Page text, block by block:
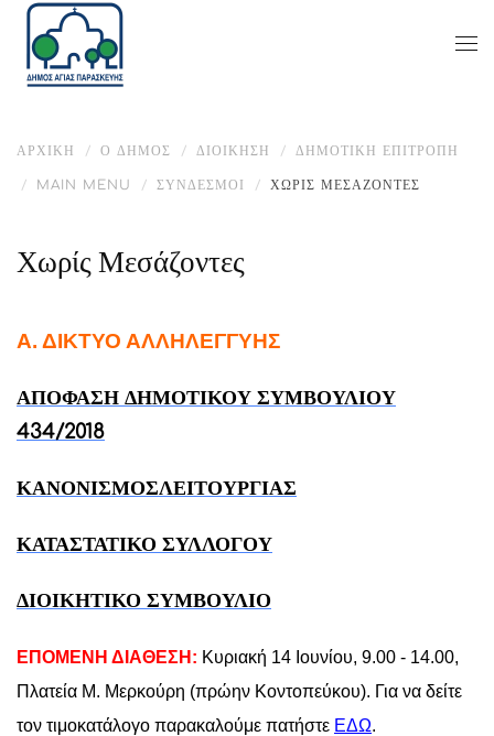
ΑΡΧΙΚΉ Ο ΔΉΜΟΣ ΔΙΟΙΚΗΣΗ ΔΗΜΟΤΙΚΉ ΕΠΙΤΡΟΠΉ
MAIN MENU ΣΎΝΔΕΣΜΟΙ ΧΩΡΊΣ ΜΕΣΆΖΟΝΤΕΣ
Χωρίς Μεσάζοντες
Α. ΔΙΚΤΥΟ ΑΛΛΗΛΕΓΓΥΗΣ
ΑΠΟΦΑΣΗ ΔΗΜΟΤΙΚΟΥ ΣΥΜΒΟΥΛΙΟΥ
434/2018
ΚΑΝΟΝΙΣΜΟΣΛΕΙΤΟΥΡΓΙΑΣ
ΚΑΤΑΣΤΑΤΙΚΟ ΣΥΛΛΟΓΟΥ
ΔΙΟΙΚΗΤΙΚΟ ΣΥΜΒΟΥΛΙΟ
ΕΠΟΜΕΝΗ ΔΙΑΘΕΣΗ: Κυριακή 14 Ιουνίου, 9.00 - 14.00,
Πλατεία Μ. Μερκούρη (πρώην Κοντοπεύκου). Για να δείτε
τον τιμοκατάλογο παρακαλούμε πατήστε ΕΔΩ.